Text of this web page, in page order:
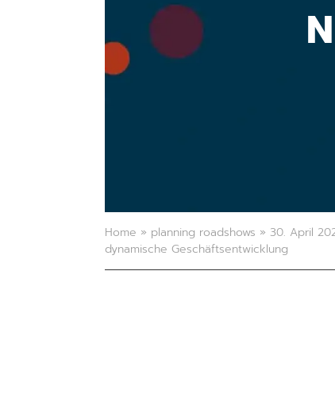
Home » planning roadshows » 30. April
dynamische Geschäftsentwicklung